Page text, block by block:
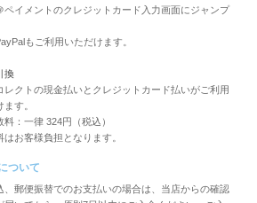
ペイメントのクレジットカード入力画面にジャンプ
もご利用いただけます。
換
レクトの現金払いとクレジットカード払いがご利用
す。
料：一律 324円（税込）
お客様負担となります。
ついて
、郵便振替でのお支払いの場合は、当店からの確認